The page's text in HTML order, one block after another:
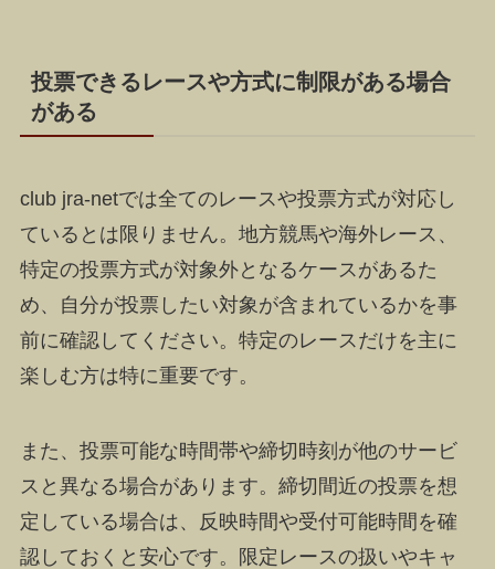
投票できるレースや方式に制限がある場合
がある
club jra-netでは全てのレースや投票方式が対応し
ているとは限りません。地方競馬や海外レース、
特定の投票方式が対象外となるケースがあるた
め、自分が投票したい対象が含まれているかを事
前に確認してください。特定のレースだけを主に
楽しむ方は特に重要です。
また、投票可能な時間帯や締切時刻が他のサービ
スと異なる場合があります。締切間近の投票を想
定している場合は、反映時間や受付可能時間を確
認しておくと安心です。限定レースの扱いやキャ